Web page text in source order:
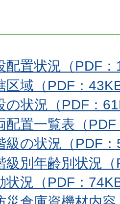
配置状況（PDF
区域（PDF：
の状況（PDF：
配置一覧表（
級の状況（PDF
級別年齢別状況
状況（PDF：